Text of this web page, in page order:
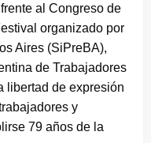
al Congreso de
organizado por
Aires (SiPreBA),
de Trabajadores
libertad de expresión
y
79 años de la